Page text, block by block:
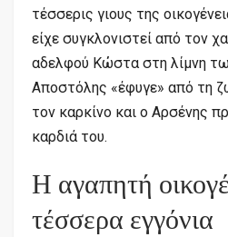
τέσσερις γιους της
είχε συγκλονιστεί από τον
αδελφού Κώστα στη λίμνη
Αποστόλης «έφυγε» από τη
τον καρκίνο και ο Αρσένης
καρδιά του.
Η αγαπητή
τέσσερα εγγόνια